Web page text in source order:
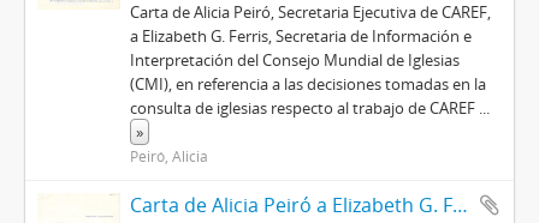
Carta de Alicia Peiró, Secretaria Ejecutiva de CAREF,
a Elizabeth G. Ferris, Secretaria de Información e
Interpretación del Consejo Mundial de Iglesias
(CMI), en referencia a las decisiones tomadas en la
consulta de iglesias respecto al trabajo de CAREF ...
»
Peiró, Alicia
Carta de Alicia Peiró a Elizabeth G. Ferris